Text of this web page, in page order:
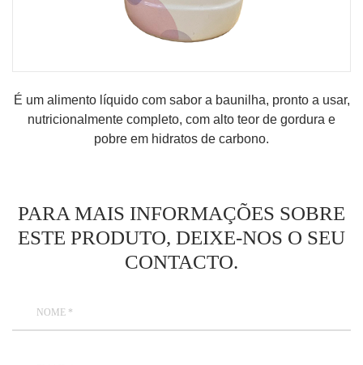
É um alimento líquido com sabor a baunilha, pronto a usar,
nutricionalmente completo, com alto teor de gordura e
pobre em hidratos de carbono.
PARA MAIS INFORMAÇÕES SOBRE
ESTE PRODUTO, DEIXE-NOS O SEU
CONTACTO.
NOME *